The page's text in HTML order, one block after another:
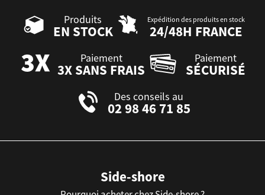
Produits
EN STOCK
Expédition des produits en stock
24/48H FRANCE
Paiement
3X SANS FRAIS
Paiement
SÉCURISÉ
Des conseils au
02 98 46 71 85
Side-shore